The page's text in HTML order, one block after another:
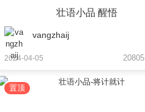
壮语小品 醒悟
vangzhaij
2024-04-05 20805
置顶